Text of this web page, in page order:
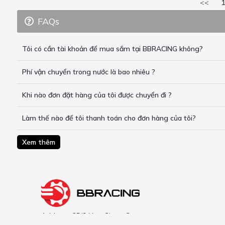
<< 1
FAQs
Tôi có cần tài khoản để mua sắm tại BBRACING không?
Phí vận chuyển trong nước là bao nhiêu ?
Khi nào đơn đặt hàng của tôi được chuyển đi ?
Làm thế nào để tôi thanh toán cho đơn hàng của tôi?
Xem thêm
Address: 25/9 Hau Giang Street.